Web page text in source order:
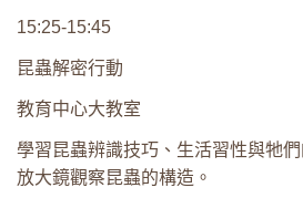
15:25-15:45
昆蟲解密行動
教育中心大教室
學習昆蟲辨識技巧、生活習性與牠
放大鏡觀察昆蟲的構造。